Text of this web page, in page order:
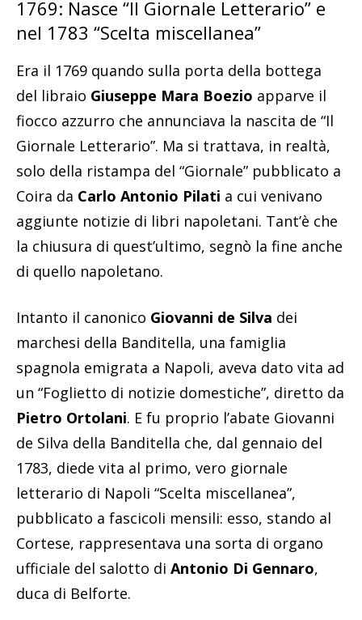
1769: Nasce “Il Giornale Letterario” e
nel 1783 “Scelta miscellanea”
Era il 1769 quando sulla porta della bottega
del libraio Giuseppe Mara Boezio apparve il
fiocco azzurro che annunciava la nascita de “Il
Giornale Letterario”. Ma si trattava, in realtà,
solo della ristampa del “Giornale” pubblicato a
Coira da Carlo Antonio Pilati a cui venivano
aggiunte notizie di libri napoletani. Tant’è che
la chiusura di quest’ultimo, segnò la fine anche
di quello napoletano.
Intanto il canonico Giovanni de Silva dei
marchesi della Banditella, una famiglia
spagnola emigrata a Napoli, aveva dato vita ad
un “Foglietto di notizie domestiche”, diretto da
Pietro Ortolani. E fu proprio l’abate Giovanni
de Silva della Banditella che, dal gennaio del
1783, diede vita al primo, vero giornale
letterario di Napoli “Scelta miscellanea”,
pubblicato a fascicoli mensili: esso, stando al
Cortese, rappresentava una sorta di organo
ufficiale del salotto di Antonio Di Gennaro,
duca di Belforte.